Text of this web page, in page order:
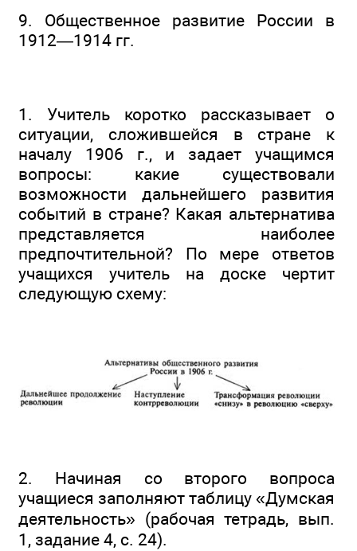
9. Общественное развитие России в
1912—1914 гг.
1. Учитель коротко рассказывает о
ситуации, сложившейся в стране к
началу 1906 г., и задает учащимся
вопросы: какие существовали
возможности дальнейшего развития
событий в стране? Какая альтернатива
представляется наиболее
предпочтительной? По мере ответов
учащихся учитель на доске чертит
следующую схему:
2. Начиная со второго вопроса
учащиеся заполняют таблицу «Думская
деятельность» (рабочая тетрадь, вып.
1, задание 4, с. 24).